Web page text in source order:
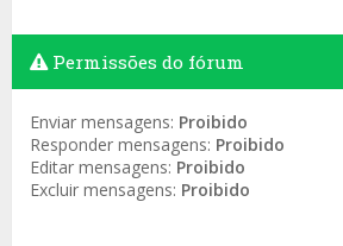
Permissões do fórum
Enviar mensagens: Proibido
Responder mensagens: Proibido
Editar mensagens: Proibido
Excluir mensagens: Proibido